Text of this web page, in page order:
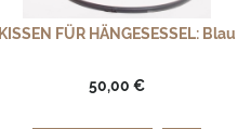
KISSEN FÜR HÄNGESESSEL: Blau
50,00 €